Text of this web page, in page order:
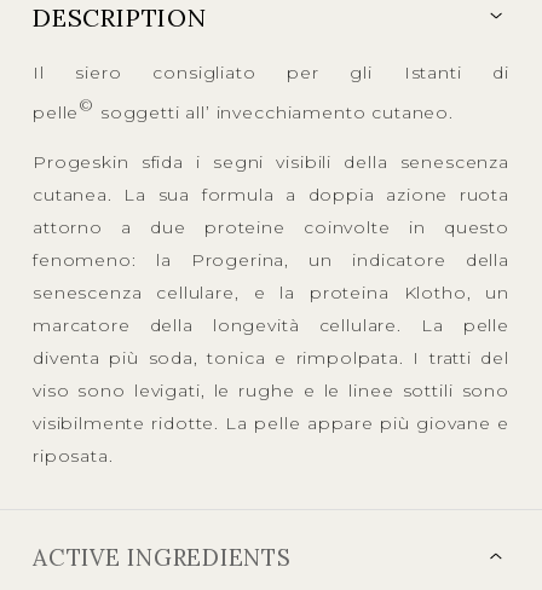
DESCRIPTION
Il siero consigliato per gli Istanti di
pelle© soggetti all’ invecchiamento cutaneo.
Progeskin sfida i segni visibili della senescenza
cutanea. La sua formula a doppia azione ruota
attorno a due proteine coinvolte in questo
fenomeno: la Progerina, un indicatore della
senescenza cellulare, e la proteina Klotho, un
marcatore della longevità cellulare. La pelle
diventa più soda, tonica e rimpolpata. I tratti del
viso sono levigati, le rughe e le linee sottili sono
visibilmente ridotte. La pelle appare più giovane e
riposata.
ACTIVE INGREDIENTS